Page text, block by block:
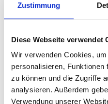
Zustimmung
Diese Webseite verwendet
Wir verwenden Cookies,
personalisieren, Funktionen
zu können und die Zugriffe
analysieren. Außerdem
Verwendung unserer
Immobilie verkaufen oder
Sie also einen
geringe Unterschiede in
individuelle
Kaufpreis von Haus
Immobilienbewertung